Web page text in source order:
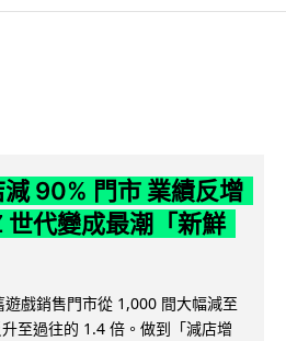
減 90% 門市 業績反增
世代變成最潮「新鮮
遊戲銷售門市從 1,000 間大幅減至
至過往的 1.4 倍。做到「減店增